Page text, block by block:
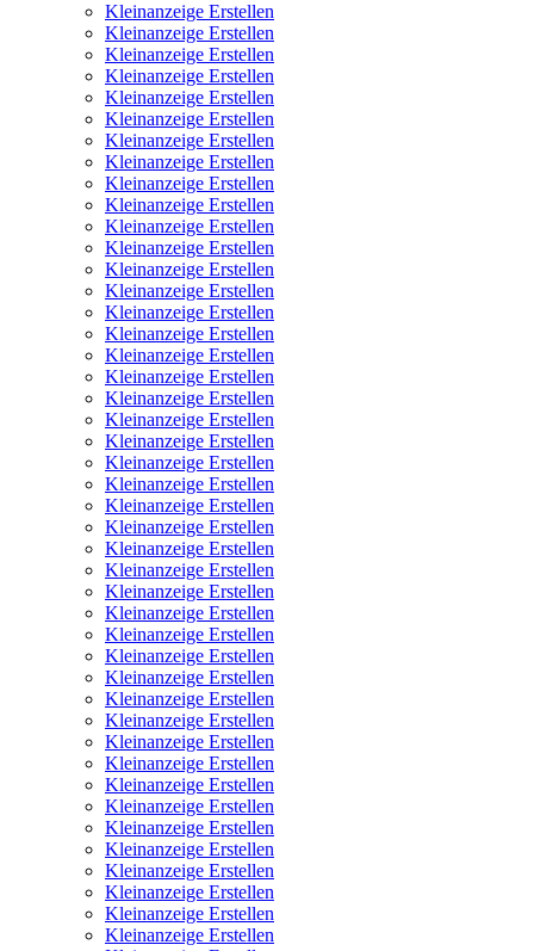
Kleinanzeige Erstellen
Kleinanzeige Erstellen
Kleinanzeige Erstellen
Kleinanzeige Erstellen
Kleinanzeige Erstellen
Kleinanzeige Erstellen
Kleinanzeige Erstellen
Kleinanzeige Erstellen
Kleinanzeige Erstellen
Kleinanzeige Erstellen
Kleinanzeige Erstellen
Kleinanzeige Erstellen
Kleinanzeige Erstellen
Kleinanzeige Erstellen
Kleinanzeige Erstellen
Kleinanzeige Erstellen
Kleinanzeige Erstellen
Kleinanzeige Erstellen
Kleinanzeige Erstellen
Kleinanzeige Erstellen
Kleinanzeige Erstellen
Kleinanzeige Erstellen
Kleinanzeige Erstellen
Kleinanzeige Erstellen
Kleinanzeige Erstellen
Kleinanzeige Erstellen
Kleinanzeige Erstellen
Kleinanzeige Erstellen
Kleinanzeige Erstellen
Kleinanzeige Erstellen
Kleinanzeige Erstellen
Kleinanzeige Erstellen
Kleinanzeige Erstellen
Kleinanzeige Erstellen
Kleinanzeige Erstellen
Kleinanzeige Erstellen
Kleinanzeige Erstellen
Kleinanzeige Erstellen
Kleinanzeige Erstellen
Kleinanzeige Erstellen
Kleinanzeige Erstellen
Kleinanzeige Erstellen
Kleinanzeige Erstellen
Kleinanzeige Erstellen